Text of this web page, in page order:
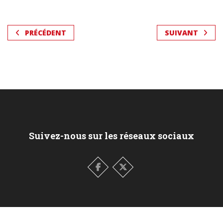
PRÉCÉDENT SUIVANT
Suivez-nous sur les réseaux sociaux